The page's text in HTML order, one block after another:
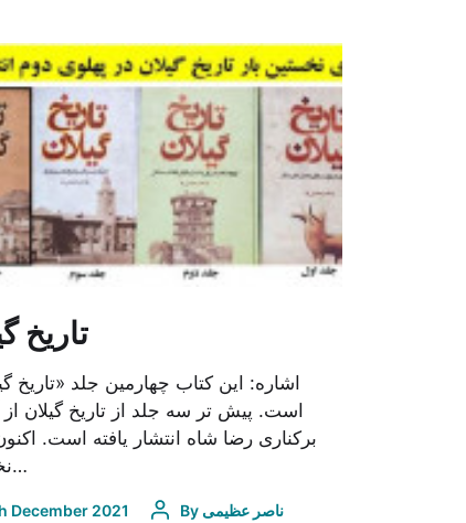
تاریخ
است. پیش تر سه جلد از تاریخ گیلان از
برکناری رضا شاه انتشار یافته است.
نخستین…
December 2021 By ناصر عظیمی